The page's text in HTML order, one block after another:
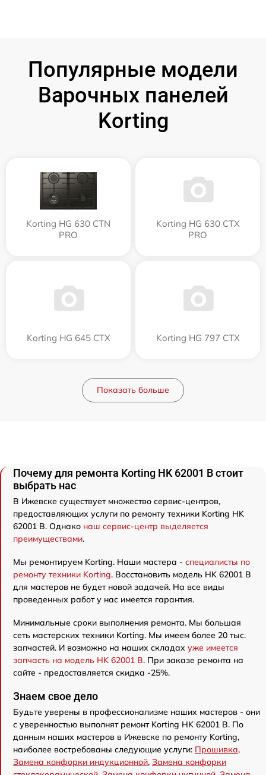
Популярные модели
Варочных панелей
Korting
Korting HG 630 CTN
PRO
Korting HG 630 CTX
PRO
Korting HG 645 CTX Korting HG 797 CTX
Показать больше
Почему для ремонта Korting HK 62001 B стоит
выбрать нас
В Ижевске существует множество сервис-центров,
предоставляющих услуги по ремонту техники Korting HK
62001 B. Однако наш сервис-центр выделяется
преимуществами.
Мы ремонтируем Korting. Наши мастера - специалисты по
ремонту техники Korting. Восстановить модель HK 62001 B
для мастеров не будет новой задачей. На все виды
проведенных работ у нас имеется гарантия.
Минимальные сроки выполнения ремонта. Мы большая
сеть мастерских техники Korting. Мы имеем более 20 тыс.
запчастей. И возможно на наших складах уже имеется
запчасть на модель HK 62001 B. При заказе ремонта на
сайте - предоставляется скидка -25%.
Знаем свое дело
Будьте уверены в профессионализме наших мастеров - они
с уверенностью выполнят ремонт Korting HK 62001 B. По
данным наших мастеров в Ижевске по ремонту Korting,
наиболее востребованы следующие услуги: Прошивка,
Замена конфорки индукционной, Замена конфорки